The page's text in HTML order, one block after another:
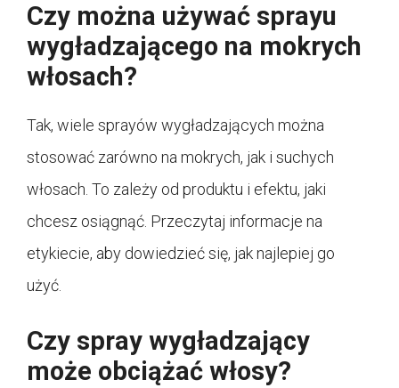
Czy można używać sprayu
wygładzającego na mokrych
włosach?
Tak, wiele sprayów wygładzających można
stosować zarówno na mokrych, jak i suchych
włosach. To zależy od produktu i efektu, jaki
chcesz osiągnąć. Przeczytaj informacje na
etykiecie, aby dowiedzieć się, jak najlepiej go
użyć.
Czy spray wygładzający
może obciążać włosy?